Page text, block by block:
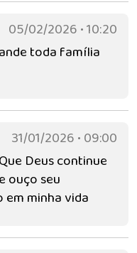
05/02/2026 • 10:20
toda família
31/01/2026 • 09:00
Deus continue
ouço seu
minha vida